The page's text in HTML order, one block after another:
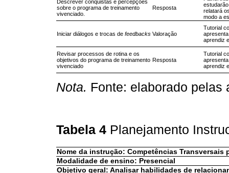
Descrever conquistas e percepções
sobre o programa de treinamento
vivenciado.
Resposta
relatará
modo a
Iniciar diálogos e trocas de feedbacks Valoração
Tutorial
aprendiz
Revisar processos de rotina e os
objetivos do programa de treinamento
vivenciado
Resposta
Tutorial
aprendiz
Nota. Fonte: elaborado pelas
Tabela 4 Planejamento
Nome da instrução: Competências
Modalidade de ensino: Presencial
Objetivo geral: Analisar habilidades de